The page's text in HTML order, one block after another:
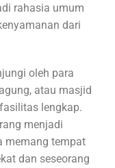
rahasia umum
dari
oleh para
atau masjid
lengkap.
menjadi
memang tempat
dan seseorang